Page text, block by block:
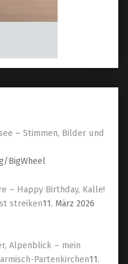
– Stimmen, Bilder und
BigWheel
– Happy Birthday, Kalle!
streiken11. März 2026
Alpenblick – mein
Partenkirchen11.